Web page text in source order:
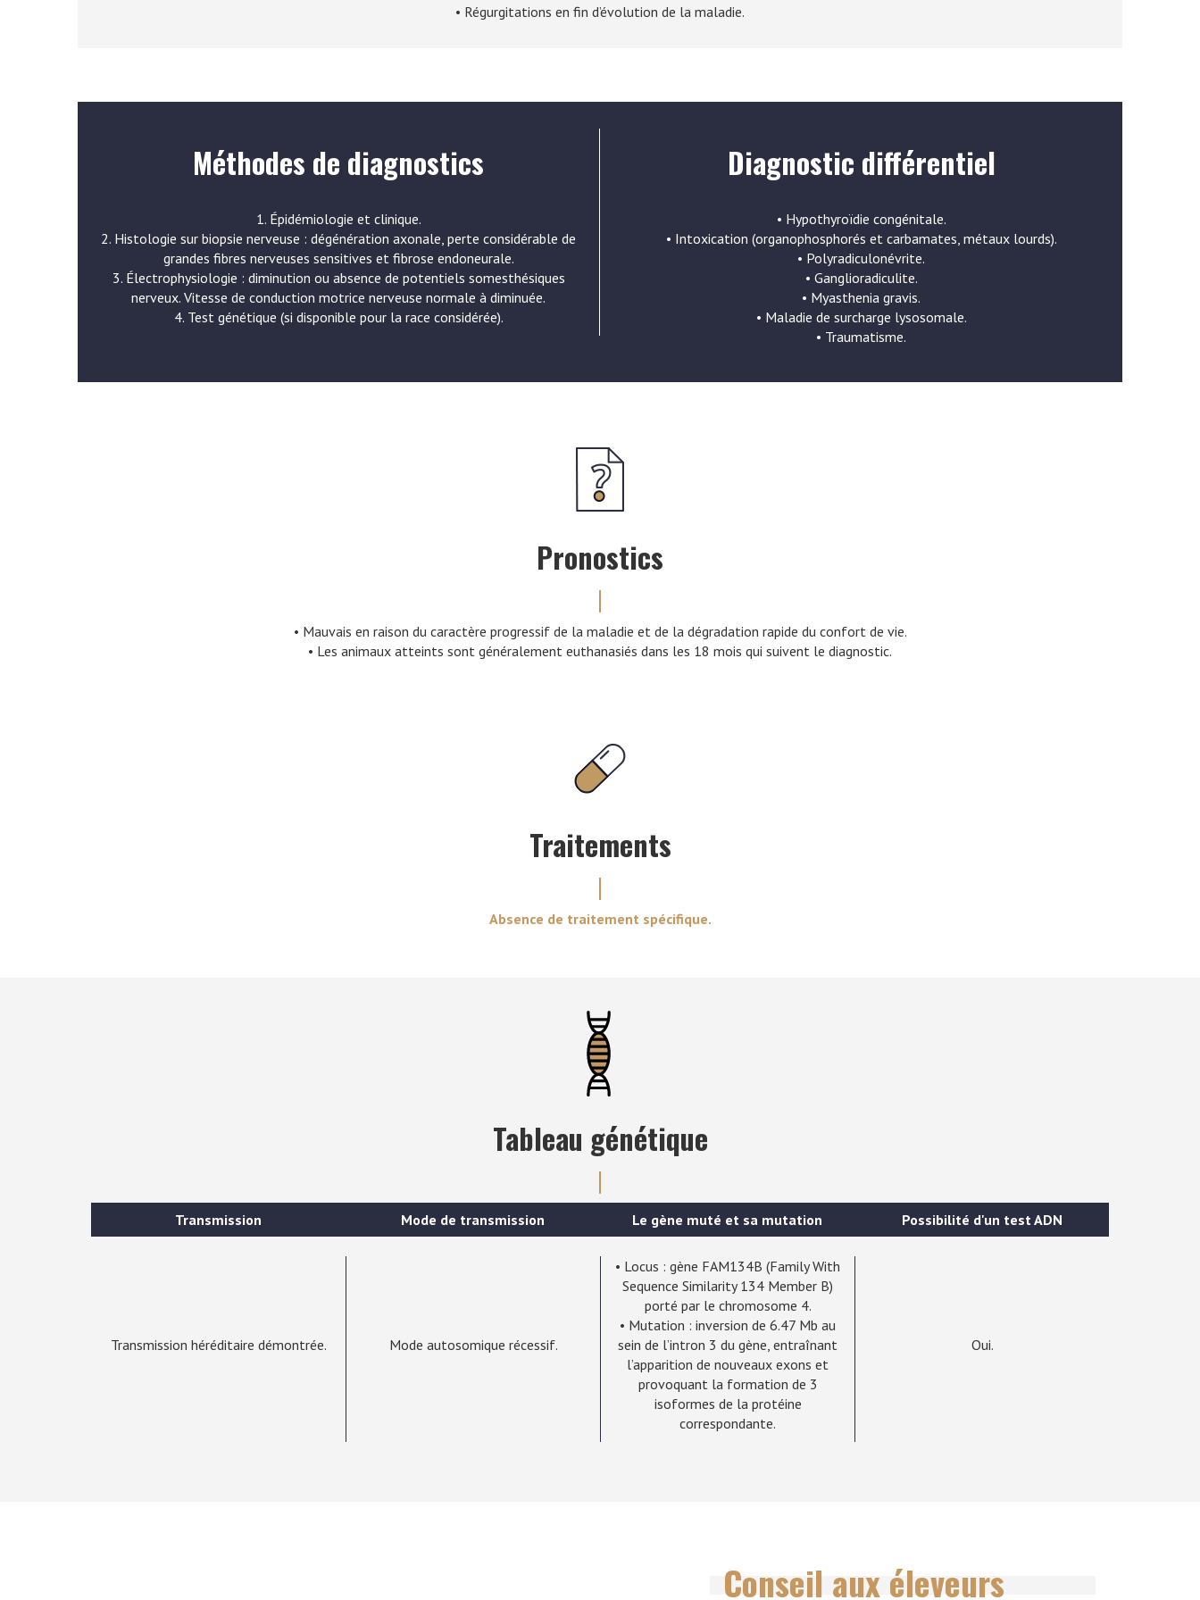
• Régurgitations en fin d’évolution de la maladie.
Méthodes de diagnostics
1. Épidémiologie et clinique.
2. Histologie sur biopsie nerveuse : dégénération axonale, perte considérable de
grandes fibres nerveuses sensitives et fibrose endoneurale.
3. Électrophysiologie : diminution ou absence de potentiels somesthésiques
nerveux. Vitesse de conduction motrice nerveuse normale à diminuée.
4. Test génétique (si disponible pour la race considérée).
Diagnostic différentiel
• Hypothyroïdie congénitale.
• Intoxication (organophosphorés et carbamates, métaux lourds).
• Polyradiculonévrite.
• Ganglioradiculite.
• Myasthenia gravis.
• Maladie de surcharge lysosomale.
• Traumatisme.
Pronostics
• Mauvais en raison du caractère progressif de la maladie et de la dégradation rapide du confort de vie.
• Les animaux atteints sont généralement euthanasiés dans les 18 mois qui suivent le diagnostic.
Traitements
Absence de traitement spécifique.
Tableau génétique
Transmission Mode de transmission Le gène muté et sa mutation Possibilité d'un test ADN
Transmission héréditaire démontrée. Mode autosomique récessif.
• Locus : gène FAM134B (Family With
Sequence Similarity 134 Member B)
porté par le chromosome 4.
• Mutation : inversion de 6.47 Mb au
sein de l’intron 3 du gène, entraînant
l’apparition de nouveaux exons et
provoquant la formation de 3
isoformes de la protéine
correspondante.
Oui.
Conseil aux éleveurs